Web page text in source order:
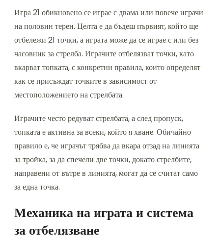
Игра 21 обикновено се играе с двама или повече играчи
на половин терен. Целта е да бъдеш първият, който ще
отбележи 21 точки, а играта може да се играе с или без
часовник за стрелба. Играчите отбелязват точки, като
вкарват топката, с конкретни правила, които определят
как се присъждат точките в зависимост от
местоположението на стрелбата.
Играчите често редуват стрелбата, а след пропуск,
топката е активна за всеки, който я хване. Обичайно
правило е, че играчът трябва да вкара отзад на линията
за тройка, за да спечели две точки, докато стрелбите,
направени от вътре в линията, могат да се считат само
за една точка.
Механика на играта и система
за отбелязване